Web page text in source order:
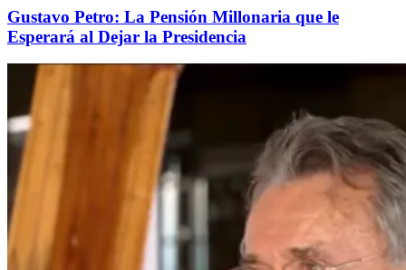
Gustavo Petro: La Pensión Millonaria que le
Esperará al Dejar la Presidencia